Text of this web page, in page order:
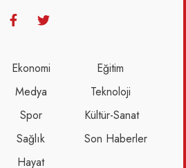
Ekonomi
Medya
Spor
Sağlık
Hayat
Eğitim
Teknoloji
Kültür-Sanat
Son Haberler